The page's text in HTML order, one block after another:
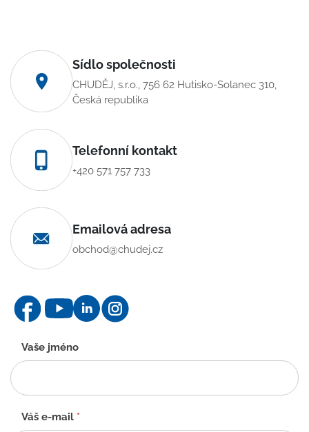
Sídlo společnosti
CHUDĚJ, s.r.o., 756 62 Hutisko-Solanec 310,
Česká republika
Telefonní kontakt
+420 571 757 733
Emailová adresa
obchod@chudej.cz
Kontaktní
formulář
-
CZ
Vaše jméno
Váš e-mail *